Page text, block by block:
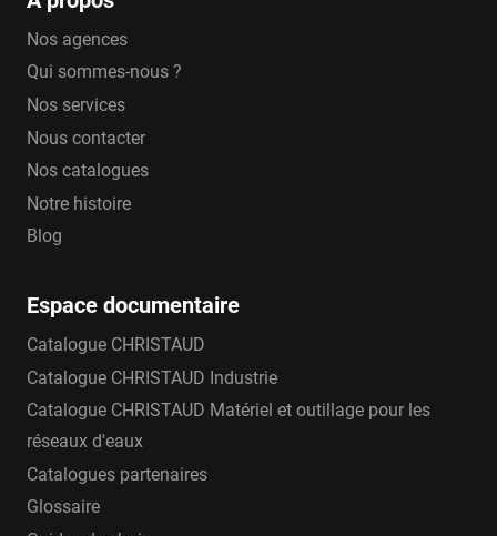
Nos agences
Qui sommes-nous ?
Nos services
Nous contacter
Nos catalogues
Notre histoire
Blog
Espace documentaire
Catalogue CHRISTAUD
Catalogue CHRISTAUD Industrie
Catalogue CHRISTAUD Matériel et outillage pour les
réseaux d'eaux
Catalogues partenaires
Glossaire